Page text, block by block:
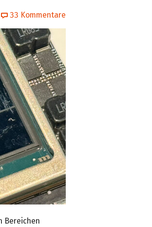
33 Kommentare
Bereichen